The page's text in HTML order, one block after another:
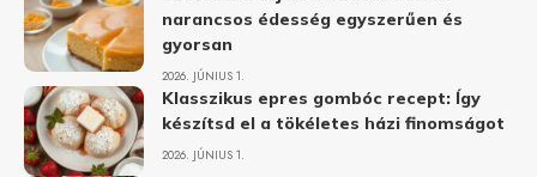
narancsos édesség egyszerűen és
gyorsan
2026. JÚNIUS 1.
Klasszikus epres gombóc recept: Így
készítsd el a tökéletes házi finomságot
2026. JÚNIUS 1.